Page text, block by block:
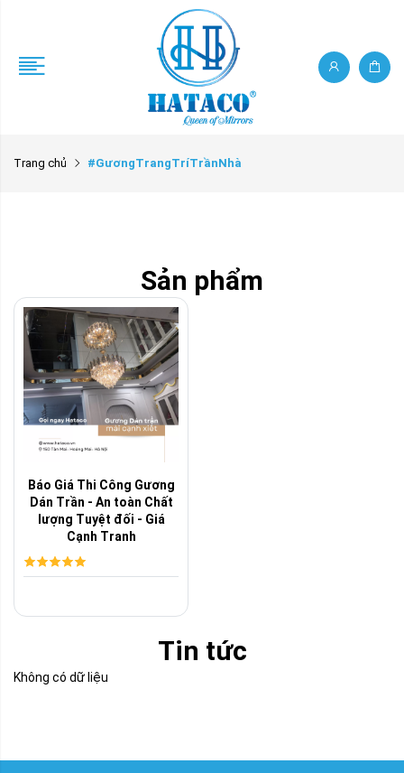
Trang chủ #GươngTrangTríTrầnNhà
Sản phẩm
Báo Giá Thi Công Gương
Dán Trần - An toàn Chất
lượng Tuyệt đối - Giá
Cạnh Tranh
Tin tức
Không có dữ liệu